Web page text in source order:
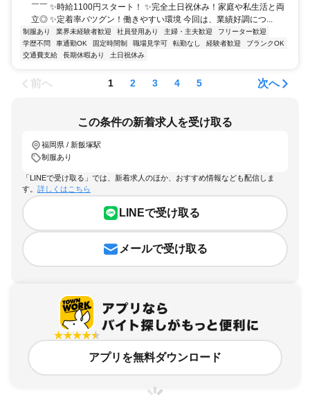
￣￣ ✨時給1100円スタート！ ✨完全土日祝休み！家庭や私生活と両
立◎ ✨定着率バツグン！働きやすい環境 今回は、業績好調につ...
制服あり 業界未経験者歓迎 社員登用あり 主婦・主夫歓迎
フリーター歓迎
学歴不問
車通勤OK 固定時間制 職場見学可 転勤なし 経験者歓迎
ブランクOK
交通費支給
長期休暇あり 土日祝休み
前へ 1 2 3 4 5 次へ
この条件の新着求人を受け取る
福岡県 / 新飯塚駅
制服あり
「LINEで受け取る」では、新着求人のほか、おすすめ情報なども配信しま
す。 詳しくはこちら
LINEで受け取る
メールで受け取る
アプリを無料ダウンロード